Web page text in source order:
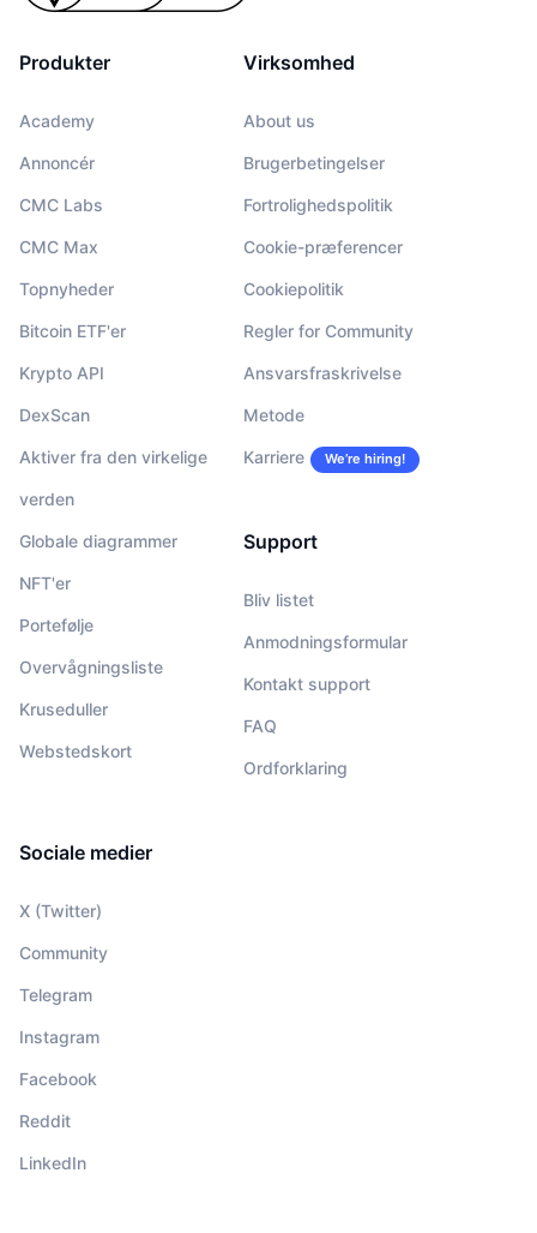
Produkter
Academy
Annoncér
CMC Labs
CMC Max
Topnyheder
Bitcoin ETF'er
Krypto API
DexScan
Aktiver fra den virkelige
verden
Globale diagrammer
NFT'er
Portefølje
Overvågningsliste
Kruseduller
Webstedskort
Virksomhed
About us
Brugerbetingelser
Fortrolighedspolitik
Cookie-præferencer
Cookiepolitik
Regler for Community
Ansvarsfraskrivelse
Metode
Karriere We’re hiring!
Support
Bliv listet
Anmodningsformular
Kontakt support
FAQ
Ordforklaring
Sociale medier
X (Twitter)
Community
Telegram
Instagram
Facebook
Reddit
LinkedIn